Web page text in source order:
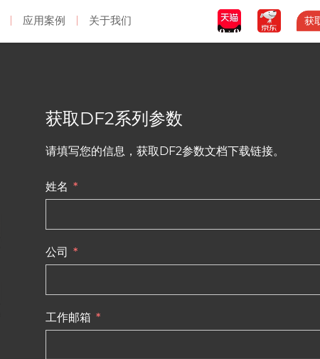
金属打印
MetalFuse
应用案例 关于我们 获
获取DF2系列参数
请填写您的信息，获取DF2参数文档下载链接。
姓名
公司
工作邮箱